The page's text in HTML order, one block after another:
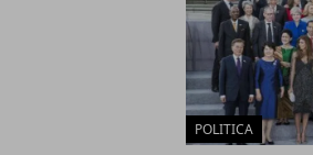
POLITICA